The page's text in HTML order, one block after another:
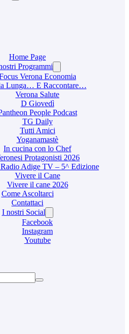
Home Page
Programmi
Verona Economia
Lunga… E Raccontare…
Verona Salute
D Giovedì
People Podcast
TG Daily
Tutti Amici
Yoganamastè
In cucina con lo Chef
Protagonisti 2026
Adige TV – 5^ Edizione
Vivere il Cane
Vivere il cane 2026
Come Ascoltarci
Contattaci
I nostri Social
Facebook
Instagram
Youtube